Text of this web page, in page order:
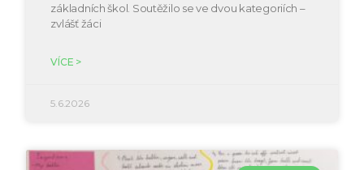
základních škol. Soutěžilo se ve dvou kategoriích –
zvlášť žáci
VÍCE >
5.6.2026